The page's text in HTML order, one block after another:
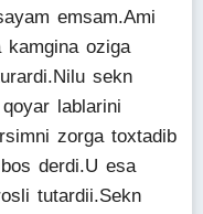
emsam.Ami
oziga
sekn
lablarini
zorga toxtadib
derdi.U esa
tutardii.Sekn